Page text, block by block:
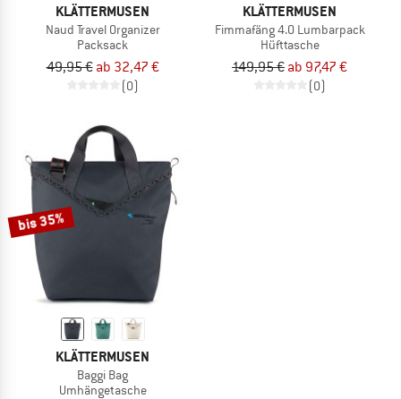
KLÄTTERMUSEN
Naud Travel Organizer
Packsack
49,95 € ab 32,47 €
(0)
KLÄTTERMUSEN
Fimmafäng 4.0 Lumbarpack
Hüfttasche
149,95 € ab 97,47 €
(0)
bis 35%
KLÄTTERMUSEN
Baggi Bag
Umhängetasche